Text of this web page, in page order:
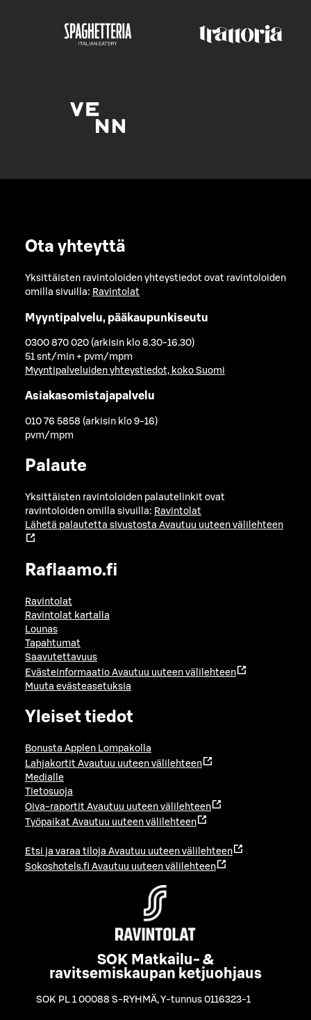
Ota yhteyttä
Yksittäisten ravintoloiden yhteystiedot ovat ravintoloiden
omilla sivuilla: Ravintolat
Myyntipalvelu, pääkaupunkiseutu
0300 870 020 (arkisin klo 8.30-16.30)
51 snt/min + pvm/mpm
Myyntipalveluiden yhteystiedot, koko Suomi
Asiakasomistajapalvelu
010 76 5858 (arkisin klo 9-16)
pvm/mpm
Palaute
Yksittäisten ravintoloiden palautelinkit ovat
ravintoloiden omilla sivuilla: Ravintolat
Lähetä palautetta sivustosta Avautuu uuteen välilehteen
Raflaamo.fi
Ravintolat
Ravintolat kartalla
Lounas
Tapahtumat
Saavutettavuus
Evästeinformaatio Avautuu uuteen välilehteen
Muuta evästeasetuksia
Yleiset tiedot
Bonusta Applen Lompakolla
Lahjakortit Avautuu uuteen välilehteen
Medialle
Tietosuoja
Oiva-raportit Avautuu uuteen välilehteen
Työpaikat Avautuu uuteen välilehteen
Etsi ja varaa tiloja Avautuu uuteen välilehteen
Sokoshotels.fi Avautuu uuteen välilehteen
SOK Matkailu- &
ravitsemiskaupan ketjuohjaus
SOK PL 1 00088 S-RYHMÄ,Y-tunnus 0116323-1